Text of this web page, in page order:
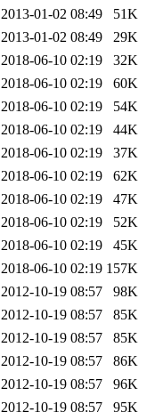
2013-01-02 08:49
51K
2013-01-02 08:49
29K
2018-06-10 02:19
32K
2018-06-10 02:19
60K
2018-06-10 02:19
54K
2018-06-10 02:19
44K
2018-06-10 02:19
37K
2018-06-10 02:19
62K
2018-06-10 02:19
47K
2018-06-10 02:19
52K
2018-06-10 02:19
45K
2018-06-10 02:19 157K
2012-10-19 08:57
98K
2012-10-19 08:57
85K
2012-10-19 08:57
85K
2012-10-19 08:57
86K
2012-10-19 08:57
96K
2012-10-19 08:57
95K